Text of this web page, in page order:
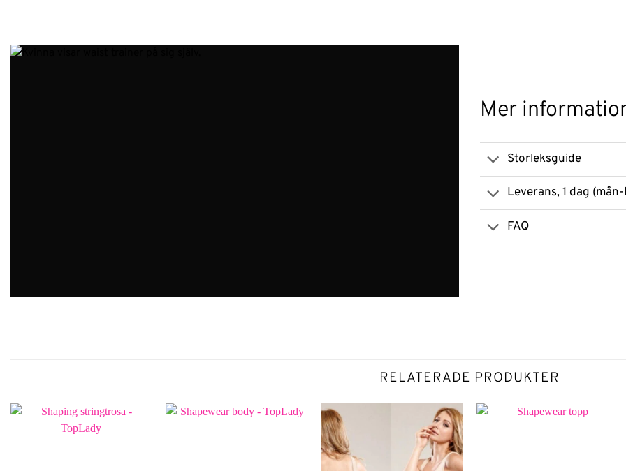
Mer
Storleksguide
Leverans, 1 dag
FAQ
RELATERADE PRODUKTER